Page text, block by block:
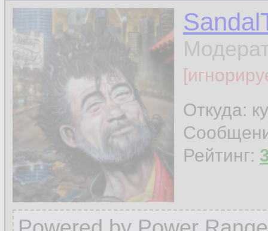
Откуда:
Рейтинг: